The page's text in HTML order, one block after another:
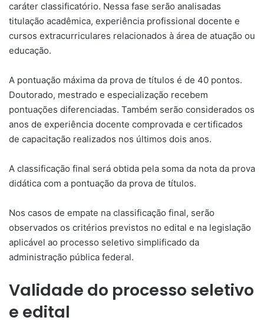
caráter classificatório. Nessa fase serão analisadas
titulação acadêmica, experiência profissional docente e
cursos extracurriculares relacionados à área de atuação ou
educação.
A pontuação máxima da prova de títulos é de 40 pontos.
Doutorado, mestrado e especialização recebem
pontuações diferenciadas. Também serão considerados os
anos de experiência docente comprovada e certificados
de capacitação realizados nos últimos dois anos.
A classificação final será obtida pela soma da nota da prova
didática com a pontuação da prova de títulos.
Nos casos de empate na classificação final, serão
observados os critérios previstos no edital e na legislação
aplicável ao processo seletivo simplificado da
administração pública federal.
Validade do processo seletivo
e edital